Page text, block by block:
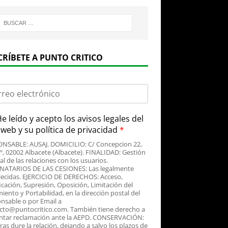
A PUNTO CRITICO
leído y acepto los avisos legales del
y su política de privacidad *
AUSAJ. DOMICILIO: C/ Concepcion 22,
02002 Albacete (Albacete). FINALIDAD: Gestión
de las relaciones con los usuarios.
DE LAS CESIONES: Las legalmente
EJERCICIO DE DERECHOS: Acceso,
Supresión, Oposición, Limitación del
y Portabilidad, en la dirección postal del
o por Email a
También tiene derecho a
reclamación ante la AEPD. CONSERVACIÓN:
dure la relación, dejando a salvo los plazos de